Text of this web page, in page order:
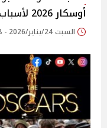
أوسكار 2026 لأسباب صادمة
السبت 24/يناير/2026 - 11:58 م